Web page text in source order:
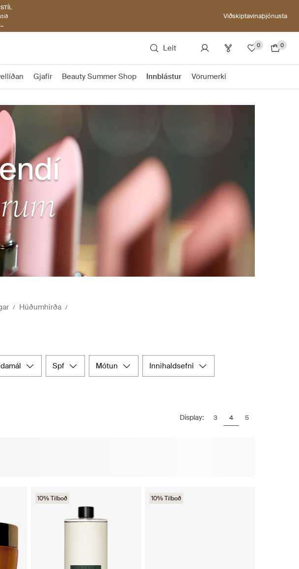
Viðskiptavinaþjónusta
Leit 0 0
Gjafir Beauty Summer Shop Innblástur Vörumerki
Húðumhirða
spf mótun innihaldsefni
Display: 3 4 5
10% Tilboð 10% Tilboð